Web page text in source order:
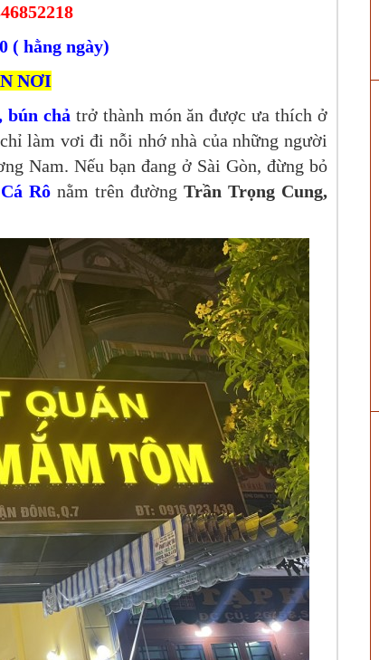
( hằng ngày)
NƠI
bún chả trở thành món ăn được ưa thích ở
làm vơi đi nỗi nhớ nhà của những người
Nam. Nếu bạn đang ở Sài Gòn, đừng bỏ
Rônằm trên đường Trần Trọng Cung,